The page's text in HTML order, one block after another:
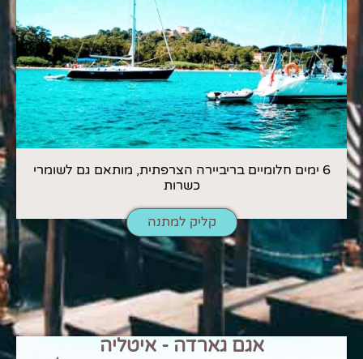
6 ימים חלומיים בריביירה הצרפתית, מותאם גם לשומרי
כשרות
קליק למתנה
אגם גארדה - איטליה